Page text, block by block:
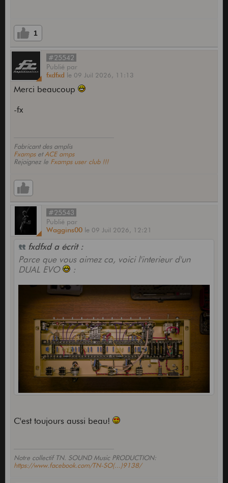
1
#25542
Publié par
fxdfxd le 09 Juil 2026, 11:13
Merci beaucoup
-fx
Fabricant des amplis
FxampsetACE amps
Rejoignez le Fxamps user club !!!
#25543
Publié par
Waggins00 le 09 Juil 2026, 12:21
fxdfxd a écrit :
Parce que vous aimez ca, voici l'interieur d'un
DUAL EVO
:
C'est toujours aussi beau!
Notre collectif TN. SOUND Music PRODUCTION:
https://www.facebook.com/TN-SO(...)9138/